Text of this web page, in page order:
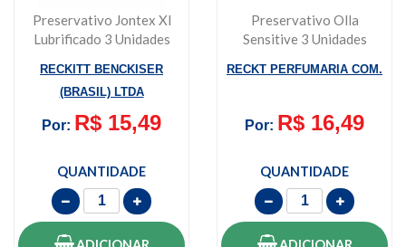
Preservativo Jontex Xl
Lubrificado 3 Unidades
RECKITT BENCKISER
(BRASIL) LTDA
Por: R$ 15,49
QUANTIDADE
Preservativo Olla
Sensitive 3 Unidades
RECKT PERFUMARIA COM.
Por: R$ 16,49
QUANTIDADE